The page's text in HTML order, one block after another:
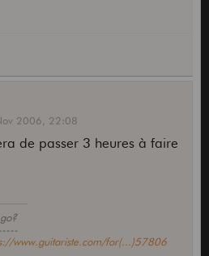
2006, 22:08
de passer 3 heures à faire
www.guitariste.com/for(...)57806